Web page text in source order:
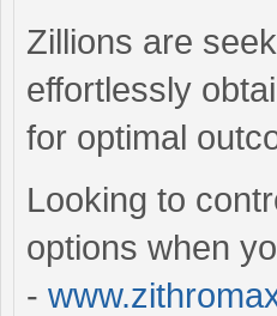
Zillions are
effortlessly
for optimal
Looking to
options when
-